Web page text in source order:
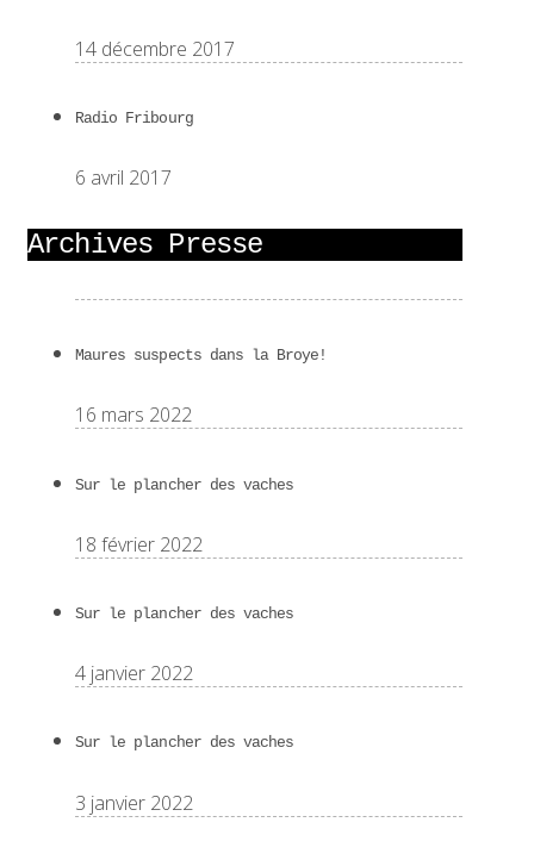
14 décembre 2017
Radio Fribourg
6 avril 2017
Archives Presse
Maures suspects dans la Broye!
16 mars 2022
Sur le plancher des vaches
18 février 2022
Sur le plancher des vaches
4 janvier 2022
Sur le plancher des vaches
3 janvier 2022